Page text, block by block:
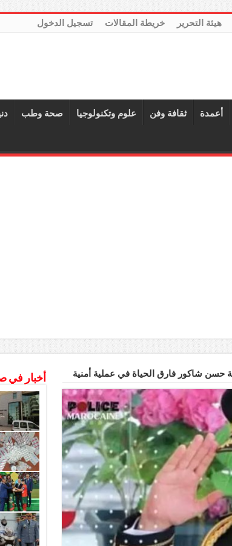
هيئة التحرير خريطة المقالات تسجيل الدخول
أعمدة ثقافة وفن علوم وتكنولوجيا صحة وطب
شاكور فارق الحياة في عملية أمنية أخبار في